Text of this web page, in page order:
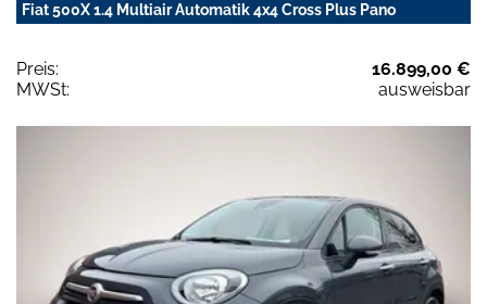
Fiat 500X 1.4 Multiair Automatik 4x4 Cross Plus Pano
Preis:
16.899,00 €
MWSt:
ausweisbar